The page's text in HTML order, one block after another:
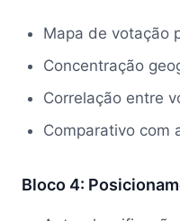
Mapa de votação
Concentração
Correlação entre
Comparativo com
Bloco 4: